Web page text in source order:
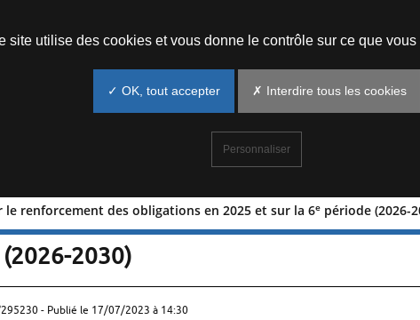
le renforcement des obligations en 2025 et sur la 6e période (2026-
le renforcement des obligations en
2030)
- Publié le 17/07/2023 à 14:30
site utilise des cookies et vous donne le contrôle sur ce que
✓ OK, tout accepter ✗ Interdire tous les cookies
Personnaliser